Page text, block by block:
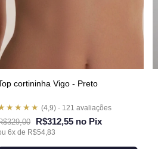
cortininha Vigo - Preto
(4,9) · 121 avaliações
R$312,55 no Pix
6x de R$54,83